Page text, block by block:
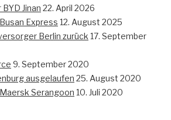
Jinan 22. April 2026
Express 12. August 2025
Berlin zurück 17. September
9. September 2020
ausgelaufen 25. August 2020
Serangoon 10. Juli 2020